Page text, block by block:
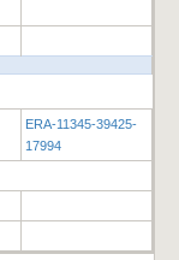
ERA-11345-39425-
17994